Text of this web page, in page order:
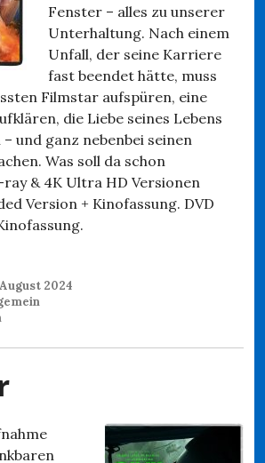
Fenster – alles zu unserer
Unterhaltung. Nach einem
Unfall, der seine Karriere
fast beendet hätte, muss
Filmstar aufspüren, eine
die Liebe seines Lebens
und ganz nebenbei seinen
Was soll da schon
ray & 4K Ultra HD Versionen
Version + Kinofassung. DVD
2024